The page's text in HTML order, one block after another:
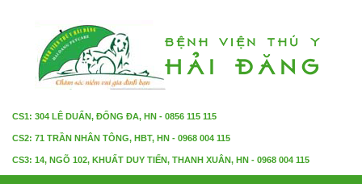
CS1: 304 LÊ DUẨN, ĐỐNG ĐA, HN - 0856 115 115
CS2: 71 TRẦN NHÂN TÔNG, HBT, HN - 0968 004 115
CS3: 14, NGÕ 102, KHUẤT DUY TIẾN, THANH XUÂN, HN - 0968 004 115